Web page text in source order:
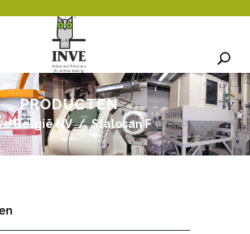
PRODUCTEN
België NV / Stalosan F